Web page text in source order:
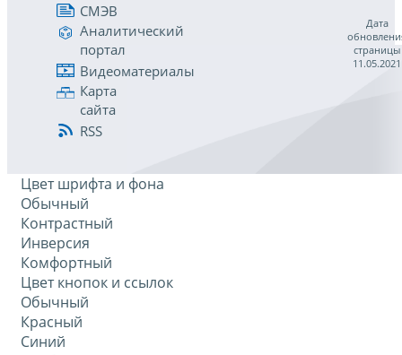
СМЭВ
Аналитический
портал
Видеоматериалы
Карта
сайта
RSS
Дата
страницы
11.05.2021
Цвет шрифта и фона
Обычный
Контрастный
Инверсия
Комфортный
Цвет кнопок и ссылок
Обычный
Красный
Синий